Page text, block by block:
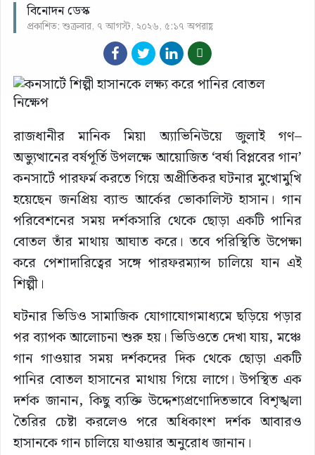
বিনোদন ডেস্ক
প্রকাশিত: শুক্রবার, ৭ আগস্ট, ২০২৬, ৫:১৭ অপরাহ্ণ
রাজধানীর মানিক মিয়া অ্যাভিনিউয়ে জুলাই গণ–
অভ্যুত্থানের বর্ষপূর্তি উপলক্ষে আয়োজিত ‘বর্ষা বিপ্লবের গান’
কনসার্টে পারফর্ম করতে গিয়ে অপ্রীতিকর ঘটনার মুখোমুখি
হয়েছেন জনপ্রিয় ব্যান্ড আর্কের ভোকালিস্ট হাসান। গান
পরিবেশনের সময় দর্শকসারি থেকে ছোড়া একটি পানির
বোতল তাঁর মাথায় আঘাত করে। তবে পরিস্থিতি উপেক্ষা
করে পেশাদারিত্বের সঙ্গে পারফরম্যান্স চালিয়ে যান এই
শিল্পী।
ঘটনার ভিডিও সামাজিক যোগাযোগমাধ্যমে ছড়িয়ে পড়ার
পর ব্যাপক আলোচনা শুরু হয়। ভিডিওতে দেখা যায়, মঞ্চে
গান গাওয়ার সময় দর্শকদের দিক থেকে ছোড়া একটি
পানির বোতল হাসানের মাথায় গিয়ে লাগে। উপস্থিত এক
দর্শক জানান, কিছু ব্যক্তি উদ্দেশ্যপ্রণোদিতভাবে বিশৃঙ্খলা
তৈরির চেষ্টা করলেও পরে অধিকাংশ দর্শক আবারও
হাসানকে গান চালিয়ে যাওয়ার অনুরোধ জানান।